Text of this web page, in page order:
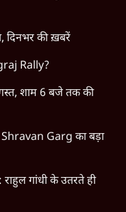
दिनभर की ख़बरें
Rally?
शाम 6 बजे तक की
Garg का बड़ा
गांधी के उतरते ही